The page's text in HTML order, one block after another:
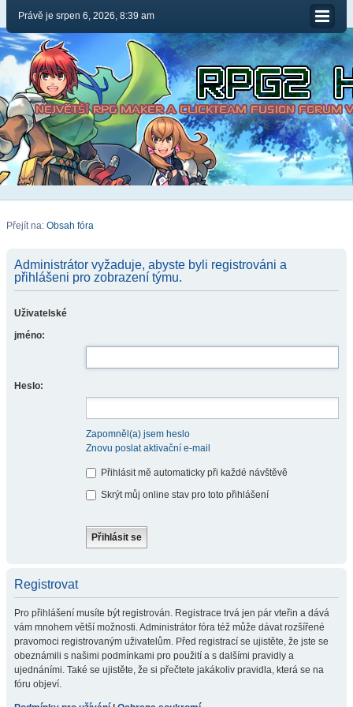
Právě je srpen 6, 2026, 8:39 am
Přejít na: Obsah fóra
Administrátor vyžaduje, abyste byli registrováni a
přihlášeni pro zobrazení týmu.
Uživatelské
jméno:
Heslo:
Zapomněl(a) jsem heslo
Znovu poslat aktivační e-mail
Přihlásit mě automaticky při každé návštěvě
Skrýt můj online stav pro toto přihlášení
Registrovat
Pro přihlášení musíte být registrován. Registrace trvá jen pár vteřin a dává
vám mnohem větší možnosti. Administrátor fóra též může dávat rozšířené
pravomoci registrovaným uživatelům. Před registrací se ujistěte, že jste se
obeznámili s našimi podmínkami pro použití a s dalšími pravidly a
ujednáními. Také se ujistěte, že si přečtete jakákoliv pravidla, která se na
fóru objeví.